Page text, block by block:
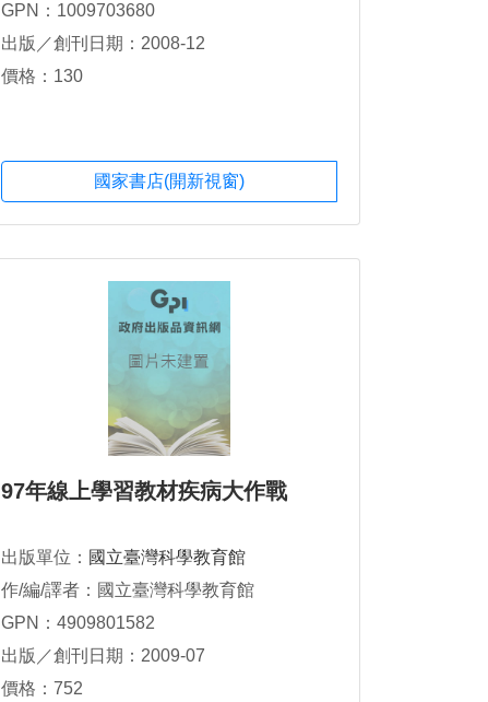
GPN：1009703680
出版／創刊日期：2008-12
價格：130
國家書店(開新視窗)
97年線上學習教材疾病大作戰
出版單位： 國立臺灣科學教育館
作/編/譯者：國立臺灣科學教育館
GPN：4909801582
出版／創刊日期：2009-07
價格：752